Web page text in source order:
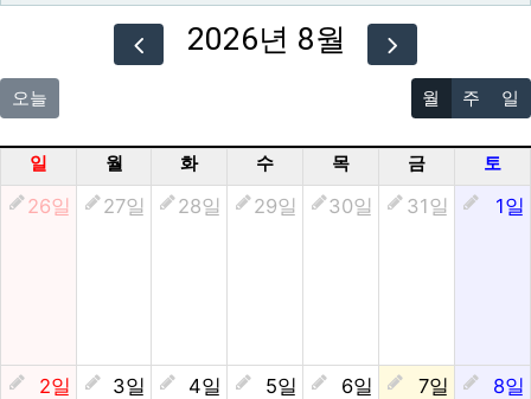
오늘
2026년 8월
월 주 일
일 월 화 수 목 금 토
26일 27일 28일 29일 30일 31일 1일
2일 3일 4일 5일 6일 7일 8일